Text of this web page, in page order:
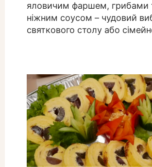
яловичим фаршем, грибами
ніжним соусом – чудовий
святкового столу або